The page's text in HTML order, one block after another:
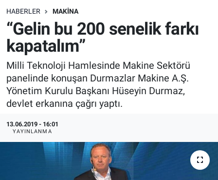
HABERLER MAKINA
“Gelin bu 200 senelik farkı
kapatalım”
Milli Teknoloji Hamlesinde Makine Sektörü
panelinde konuşan Durmazlar Makine A.Ş.
Yönetim Kurulu Başkanı Hüseyin Durmaz,
devlet erkanına çağrı yaptı.
13.06.2019 - 16:01
YAYINLANMA
İnşaat ve Malzeme
HaberOrtak
EndüstriST
Endüstri 4.0 Uygulamaları
Ağır Sanayi Çözümleri